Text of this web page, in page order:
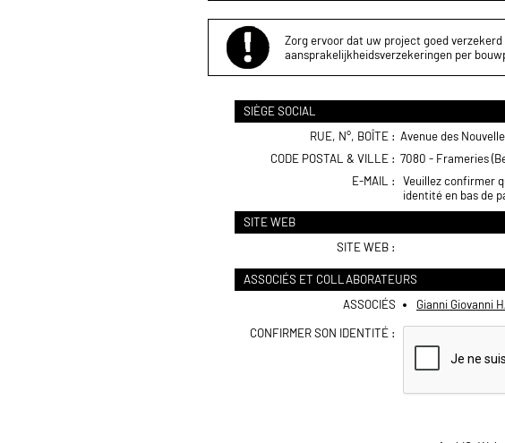
Zorg ervoor dat uw project goed
aansprakelijkheidsverzekeringen per
SIÈGE SOCIAL
RUE, N°, BOÎTE : Avenue des
CODE POSTAL & VILLE : 7080 - Frameries
E-MAIL :
Veuillez confirmer
identité en bas de
SITE WEB
SITE WEB :
ASSOCIÉS ET COLLABORATEURS
ASSOCIÉS
Gianni Giovanni
CONFIRMER SON IDENTITÉ :